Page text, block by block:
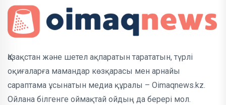
Қазақстан және шетел ақпаратын тарататын, түрлі
оқиғаларға мамандар көзқарасы мен арнайы
сараптама ұсынатын медиа құралы – Oimaqnews.kz.
Ойлана білгенге оймақтай ойдың да берері мол.